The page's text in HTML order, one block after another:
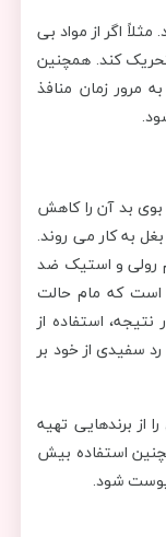
اگر از مواد بی
کند. همچنین
مرور زمان منافذ
بد آن را کاهش
به کار می روند.
رولی و استیک ضد
است که مام حالت
استفاده از
سفیدی از خود بر
برندهایی تهیه
استفاده بیش
پوست شود.